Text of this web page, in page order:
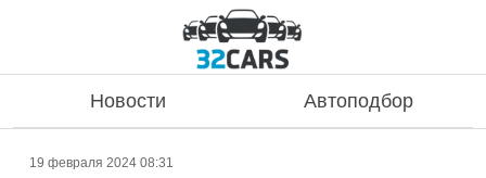
Новости Автоподбор
19 февраля 2024 08:31